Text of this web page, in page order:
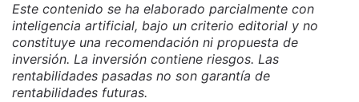
Este contenido se ha elaborado parcialmente con
inteligencia artificial, bajo un criterio editorial y no
constituye una recomendación ni propuesta de
inversión. La inversión contiene riesgos. Las
rentabilidades pasadas no son garantía de
rentabilidades futuras.